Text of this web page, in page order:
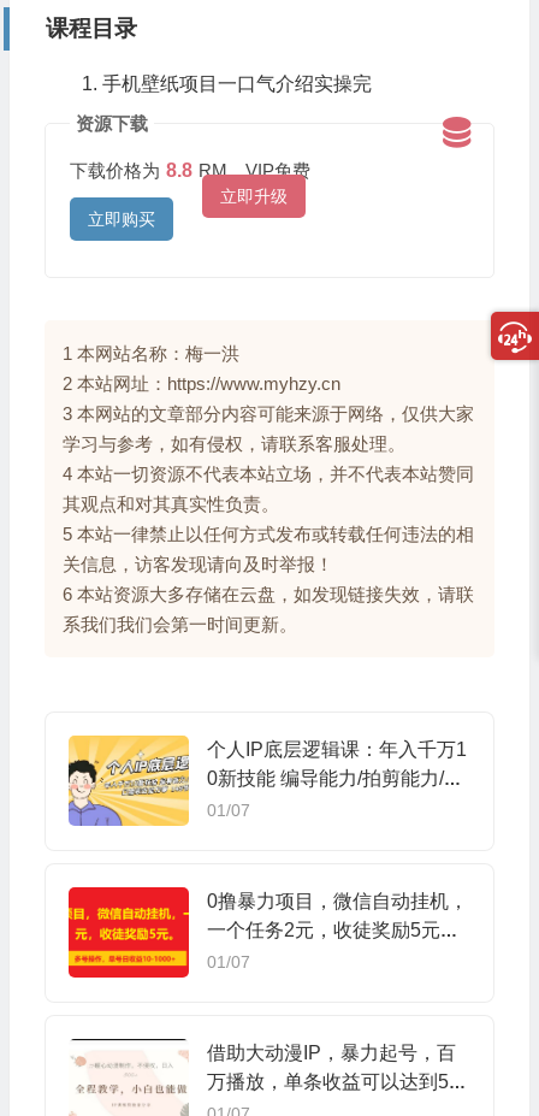
课程目录
手机壁纸项目一口气介绍实操完
资源下载
下载价格为 8.8 RM，VIP免费
立即升级
立即购买
1 本网站名称：梅一洪
2 本站网址：https://www.myhzy.cn
3 本网站的文章部分内容可能来源于网络，仅供大家
学习与参考，如有侵权，请联系客服处理。
4 本站一切资源不代表本站立场，并不代表本站赞同
其观点和对其真实性负责。
5 本站一律禁止以任何方式发布或转载任何违法的相
关信息，访客发现请向及时举报！
6 本站资源大多存储在云盘，如发现链接失效，请联
系我们我们会第一时间更新。
个人IP底层逻辑课：年入千万1
0新技能 编导能力/拍剪能力/口
播表达能力等…
01/07
0撸暴力项目，微信自动挂机，
一个任务2元，收徒奖励5元。
多号操作，单号日收益10-1000
01/07
借助大动漫IP，暴力起号，百
万播放，单条收益可以达到500
+